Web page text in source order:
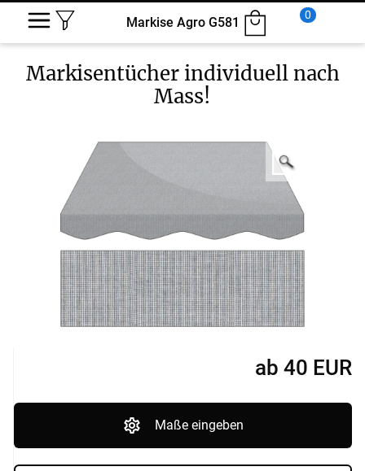
Markise Agro G581
0
Markisentücher individuell nach
Mass!
ab 40 EUR
Maße eingeben